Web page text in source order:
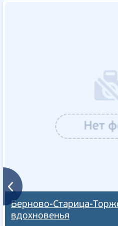
Берново-Старица-
вдохновенья